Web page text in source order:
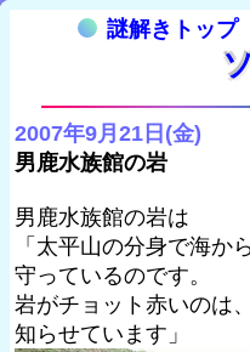
謎解きトップ
2007年9月21日(金)
男鹿水族館の岩
男鹿水族館の岩は
「太平山の分身で海か
守っているのです。
岩がチョット赤いのは
知らせています」